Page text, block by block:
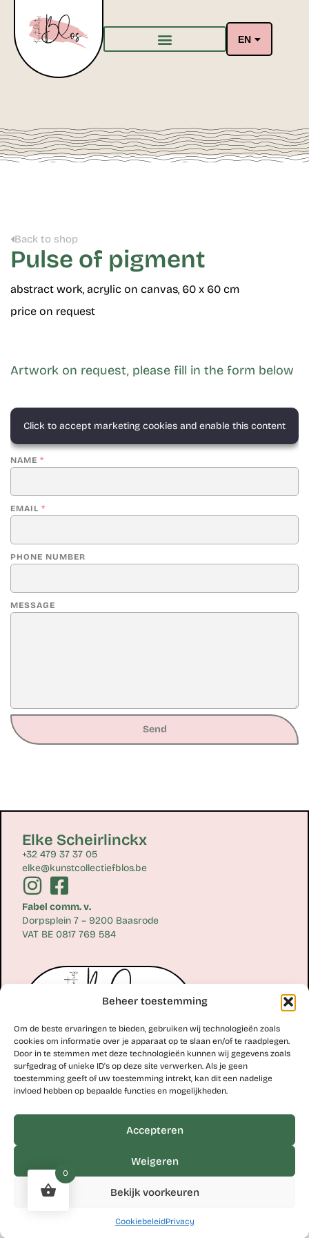
Beheer toestemming
Om de beste ervaringen te bieden, gebruiken wij technologieën zoals
cookies om informatie over je apparaat op te slaan en/of te raadplegen.
Door in te stemmen met deze technologieën kunnen wij gegevens zoals
surfgedrag of unieke ID's op deze site verwerken. Als je geen
toestemming geeft of uw toestemming intrekt, kan dit een nadelige
invloed hebben op bepaalde functies en mogelijkheden.
Accepteren
Weigeren
Bekijk voorkeuren
CookiebeleidPrivacy
EN
Back to shop
Pulse of pigment
abstract work, acrylic on canvas, 60 x 60 cm
price on request
Artwork on request, please fill in the form below
Click to accept marketing cookies and enable this content
NAME *
EMAIL *
PHONE NUMBER
MESSAGE
Send
Elke Scheirlinckx
+32 479 37 37 05
elke@kunstcollectiefblos.be
Fabel comm. v.
Dorpsplein 7 – 9200 Baasrode
VAT BE 0817 769 584
Erik Scheirlinckx
erik@kunstcollectiefblos.be
Hoekskenstraat 8 – 9310 Moorsel
VAT BE 0763 110 579
PrivacyWebsite by
0